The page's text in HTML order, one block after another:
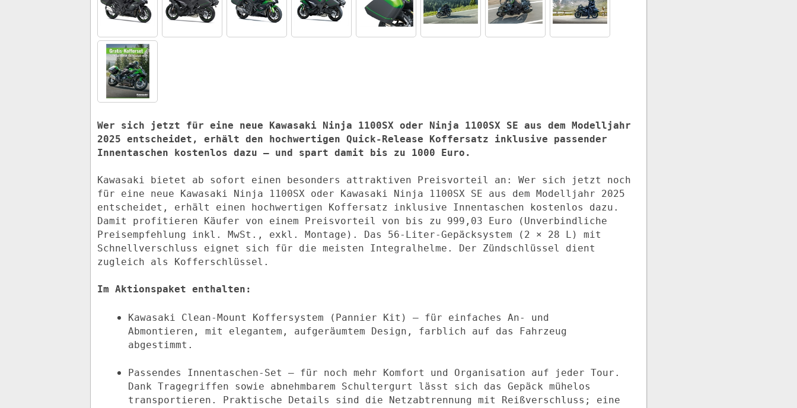
Wer sich jetzt für eine neue Kawasaki Ninja 1100SX oder Ninja 1100SX SE aus dem Modelljahr
2025 entscheidet, erhält den hochwertigen Quick-Release Koffersatz inklusive passender
Kawasaki bietet ab sofort einen besonders attraktiven Preisvorteil an: Wer sich jetzt noch
für eine neue Kawasaki Ninja 1100SX oder Kawasaki Ninja 1100SX SE aus dem Modelljahr 2025
entscheidet, erhält einen hochwertigen Koffersatz inklusive Innentaschen kostenlos dazu.
Damit profitieren Käufer von einem Preisvorteil von bis zu 999,03 Euro (Unverbindliche
Preisempfehlung inkl. MwSt., exkl. Montage). Das 56-Liter-Gepäcksystem (2 × 28 L) mit
Schnellverschluss eignet sich für die meisten Integralhelme. Der Zündschlüssel dient
zugleich als Kofferschlüssel.
Im Aktionspaket enthalten:
Kawasaki Clean-Mount Koffersystem (Pannier Kit) – für einfaches An- und
Abmontieren, mit elegantem, aufgeräumtem Design, farblich auf das Fahrzeug
abgestimmt.
Passendes Innentaschen-Set – für noch mehr Komfort und Organisation auf jeder Tour.
Dank Tragegriffen sowie abnehmbarem Schultergurt lässt sich das Gepäck mühelos
transportieren. Praktische Details sind die Netzabtrennung mit Reißverschluss; eine